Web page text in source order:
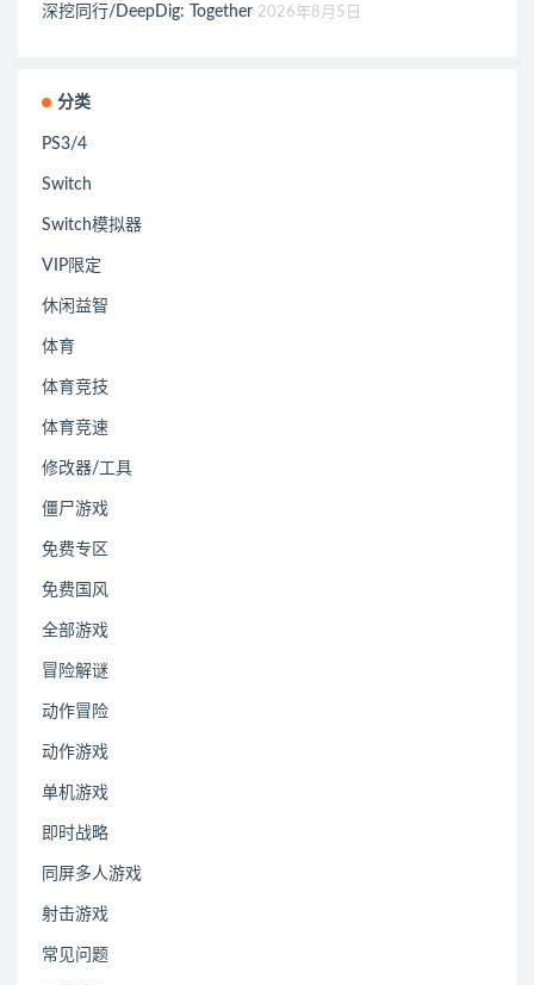
深挖同行/DeepDig: Together 2026年8月5日
分类
PS3/4
Switch
Switch模拟器
VIP限定
休闲益智
体育
体育竞技
体育竞速
修改器/工具
僵尸游戏
免费专区
免费国风
全部游戏
冒险解谜
动作冒险
动作游戏
单机游戏
即时战略
同屏多人游戏
射击游戏
常见问题